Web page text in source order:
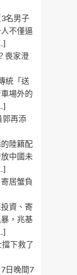
名男子
不僅逼
喪家澄
統「送
場外的
郭再添
陸籍配
中國未
居蟹負
資、寄
，兆基
下救了
日晚間7